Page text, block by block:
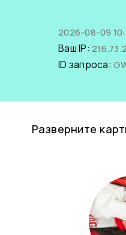
2026-08-09
Ваш IP:
ID запроса:
Разверните